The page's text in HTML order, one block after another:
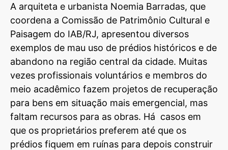
A arquiteta e urbanista Noemia Barradas, que
coordena a Comissão de Patrimônio Cultural e
Paisagem do IAB/RJ, apresentou diversos
exemplos de mau uso de prédios históricos e de
abandono na região central da cidade. Muitas
vezes profissionais voluntários e membros do
meio acadêmico fazem projetos de recuperação
para bens em situação mais emergencial, mas
faltam recursos para as obras. Há casos em
que os proprietários preferem até que os
prédios fiquem em ruínas para depois construir